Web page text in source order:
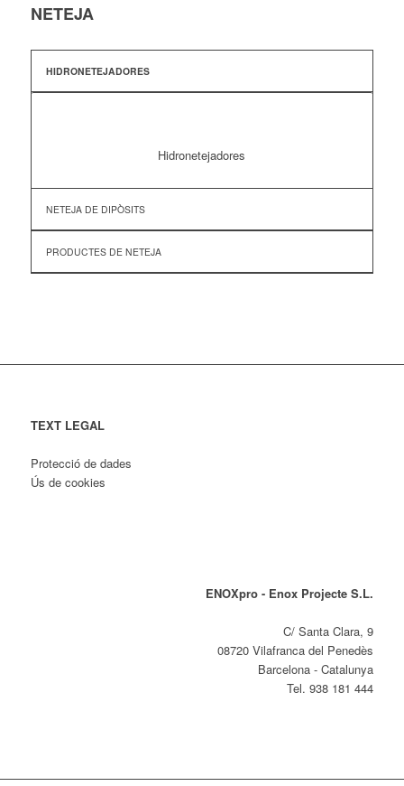
NETEJA
HIDRONETEJADORES
Hidronetejadores
NETEJA DE DIPÒSITS
PRODUCTES DE NETEJA
TEXT LEGAL
Protecció de dades
Ús de cookies
ENOXpro - Enox Projecte S.L.
C/ Santa Clara, 9
08720 Vilafranca del Penedès
Barcelona - Catalunya
Tel. 938 181 444